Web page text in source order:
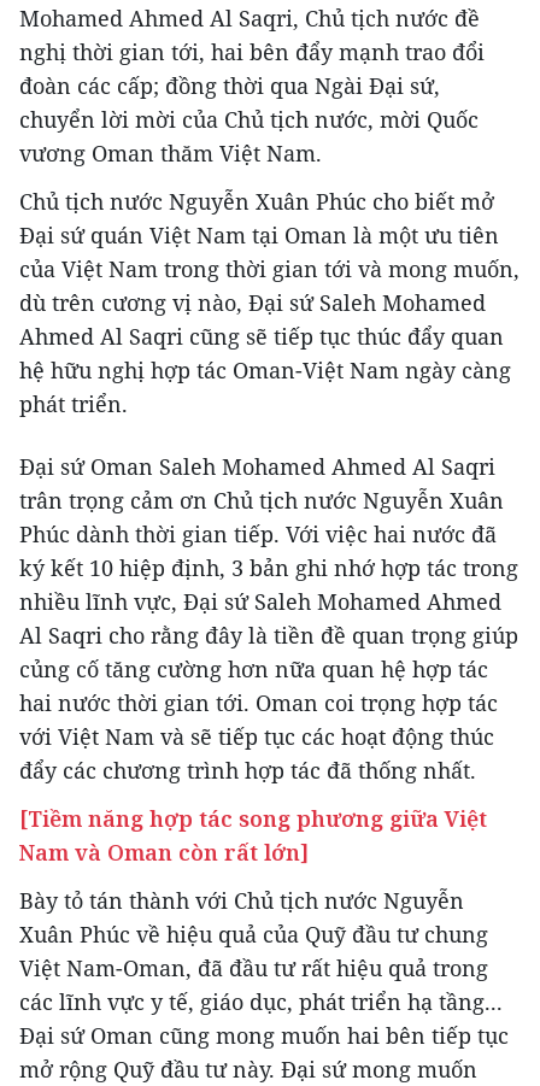
Mohamed Ahmed Al Saqri, Chủ tịch nước đề
nghị thời gian tới, hai bên đẩy mạnh trao đổi
đoàn các cấp; đồng thời qua Ngài Đại sứ,
chuyển lời mời của Chủ tịch nước, mời Quốc
vương Oman thăm Việt Nam.
Chủ tịch nước Nguyễn Xuân Phúc cho biết mở
Đại sứ quán Việt Nam tại Oman là một ưu tiên
của Việt Nam trong thời gian tới và mong muốn,
dù trên cương vị nào, Đại sứ Saleh Mohamed
Ahmed Al Saqri cũng sẽ tiếp tục thúc đẩy quan
hệ hữu nghị hợp tác Oman-Việt Nam ngày càng
phát triển.
Đại sứ Oman Saleh Mohamed Ahmed Al Saqri
trân trọng cảm ơn Chủ tịch nước Nguyễn Xuân
Phúc dành thời gian tiếp. Với việc hai nước đã
ký kết 10 hiệp định, 3 bản ghi nhớ hợp tác trong
nhiều lĩnh vực, Đại sứ Saleh Mohamed Ahmed
Al Saqri cho rằng đây là tiền đề quan trọng giúp
củng cố tăng cường hơn nữa quan hệ hợp tác
hai nước thời gian tới. Oman coi trọng hợp tác
với Việt Nam và sẽ tiếp tục các hoạt động thúc
đẩy các chương trình hợp tác đã thống nhất.
[Tiềm năng hợp tác song phương giữa Việt
Nam và Oman còn rất lớn]
Bày tỏ tán thành với Chủ tịch nước Nguyễn
Xuân Phúc về hiệu quả của Quỹ đầu tư chung
Việt Nam-Oman, đã đầu tư rất hiệu quả trong
các lĩnh vực y tế, giáo dục, phát triển hạ tầng...
Đại sứ Oman cũng mong muốn hai bên tiếp tục
mở rộng Quỹ đầu tư này. Đại sứ mong muốn